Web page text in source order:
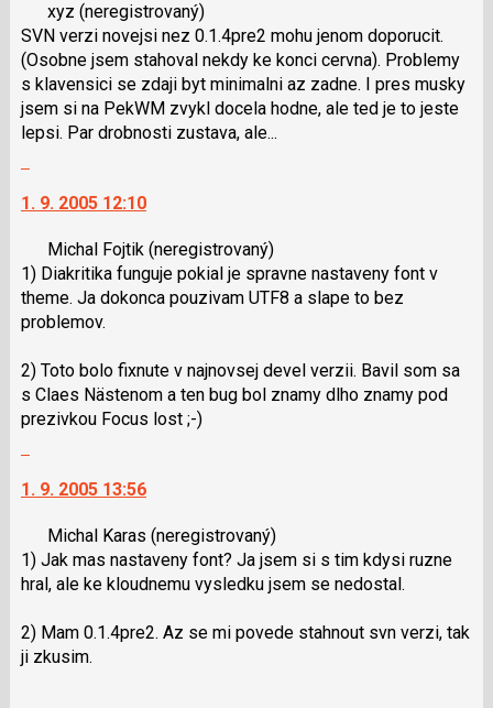
nový
názor
názor.
K
navigaci
lze
použít
i
pro
a
P
pro
předchozí
názor
xyz (neregistrovaný)
SVN verzi novejsi nez 0.1.4pre2 mohu jenom doporucit.
(Osobne jsem stahoval nekdy ke konci cervna). Problemy
s klavensici se zdaji byt minimalni az zadne. I pres musky
jsem si na PekWM zvykl docela hodne, ale ted je to jeste
lepsi. Par drobnosti zustava, ale...
další
názor.
K
navigaci
lze
i
klávesy
N
a
pro
předchozí
nový
1. 9. 2005 12:10
Michal Fojtik (neregistrovaný)
1) Diakritika funguje pokial je spravne nastaveny font v
theme. Ja dokonca pouzivam UTF8 a slape to bez
problemov.
2) Toto bolo fixnute v najnovsej devel verzii. Bavil som sa
s Claes Nästenom a ten bug bol znamy dlho znamy pod
prezivkou Focus lost ;-)
další
názor.
K
navigaci
použít
i
1. 9. 2005 13:56
Michal Karas (neregistrovaný)
1) Jak mas nastaveny font? Ja jsem si s tim kdysi ruzne
hral, ale ke kloudnemu vysledku jsem se nedostal.
2) Mam 0.1.4pre2. Az se mi povede stahnout svn verzi, tak
ji zkusim.